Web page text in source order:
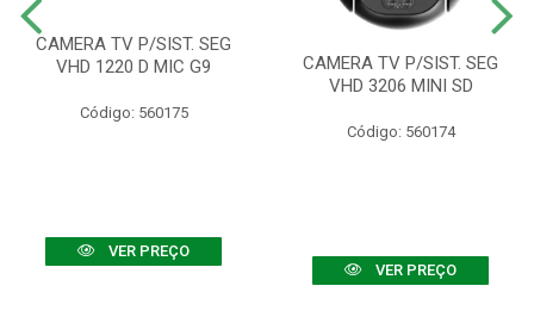
CAMERA TV P/SIST. SEG
VHD 1220 D MIC G9
Código: 560175
VER PREÇO
CAMERA TV P/SIST. SEG
VHD 3206 MINI SD
Código: 560174
VER PREÇO